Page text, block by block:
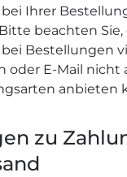
Ihrer
beachten Sie,
Bestellungen
oder E-Mail nicht
anbieten
zu